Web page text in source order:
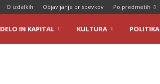
O izdelkih Objavljanje prispevkov Po predmetih
DELO IN KAPITAL KULTURA POLITIKA